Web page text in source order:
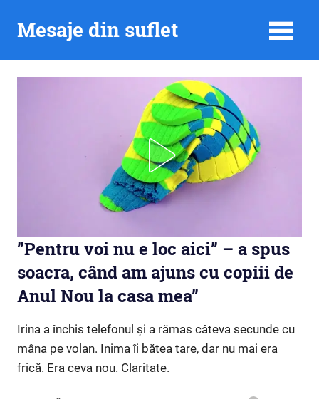
Mesaje din suflet
”Pentru voi nu e loc aici” – a spus
soacra, când am ajuns cu copiii de
Anul Nou la casa mea”
Irina a închis telefonul și a rămas câteva secunde cu
mâna pe volan. Inima îi bătea tare, dar nu mai era
frică. Era ceva nou. Claritate.